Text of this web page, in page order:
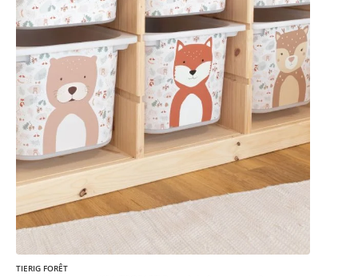
TIERIG FORÊT